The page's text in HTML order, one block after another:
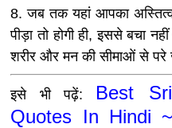
8. जब तक यहां आपका
पीड़ा तो होगी ही, इससे बचा
शरीर और मन की सीमाओं से परे
इसे भी पढ़ें: Best
Quotes In Hindi